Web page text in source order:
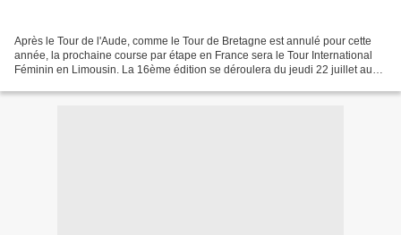
Après le Tour de l'Aude, comme le Tour de Bretagne est annulé pour cette
année, la prochaine course par étape en France sera le Tour International
Féminin en Limousin. La 16ème édition se déroulera du jeudi 22 juillet au